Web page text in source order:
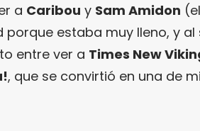
a Caribou y Sam Amidon
porque estaba muy lleno, y
entre ver a Times New
, que se convirtió en una de